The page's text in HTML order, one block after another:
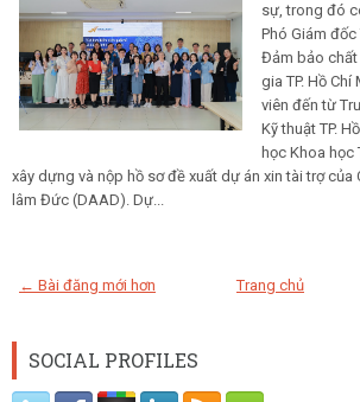
sự, trong đó
Phó Giám
Đảm bảo
gia TP. Hồ
viên đến từ
Kỹ thuật TP.
học Khoa học
xây dựng và nộp hồ sơ đề xuất dự án xin tài trợ của
lâm Đức (DAAD). Dự...
← Bài đăng mới hơn Trang chủ
SOCIAL PROFILES